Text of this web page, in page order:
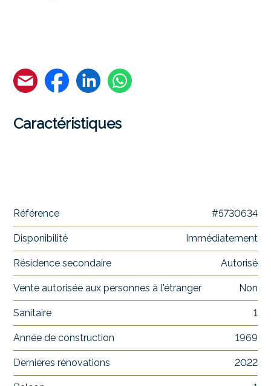
Caractéristiques
Référence #5730634
Disponibilité Immédiatement
Résidence secondaire Autorisé
Vente autorisée aux personnes à l'étranger Non
Sanitaire 1
Année de construction 1969
Dernières rénovations 2022